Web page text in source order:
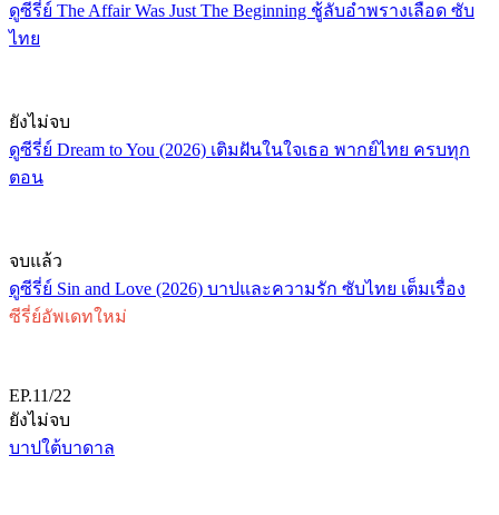
ดูซีรี่ย์ The Affair Was Just The Beginning ชู้ลับอำพรางเลือด ซับ
ไทย
ยังไม่จบ
ดูซีรี่ย์ Dream to You (2026) เติมฝันในใจเธอ พากย์ไทย ครบทุก
ตอน
จบแล้ว
ดูซีรี่ย์ Sin and Love (2026) บาปและความรัก ซับไทย เต็มเรื่อง
ซีรี่ย์อัพเดทใหม่
EP.11/22
ยังไม่จบ
บาปใต้บาดาล